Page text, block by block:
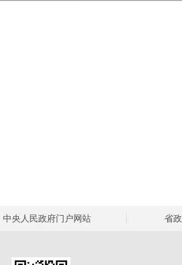
中央人民政府门户网站 省